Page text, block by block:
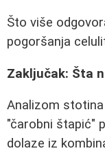
Što više
pogoršanja
Zaključak: Šta
Analizom
"čarobni štapić"
dolaze iz